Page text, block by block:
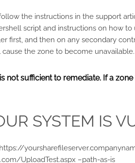
the instructions in the support
script and instructions on how
first, and then on any secondary
the zone to become unavailable.
not sufficient to remediate. If a
SYSTEM IS
UploadTest.aspx –path-as-is